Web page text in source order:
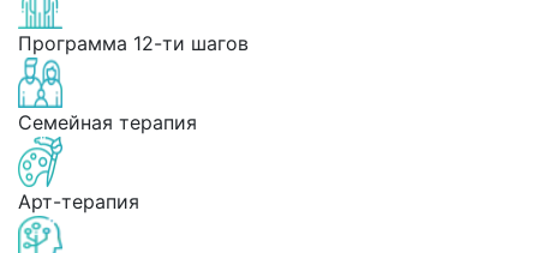
Программа 12-ти шагов
Семейная терапия
Арт-терапия